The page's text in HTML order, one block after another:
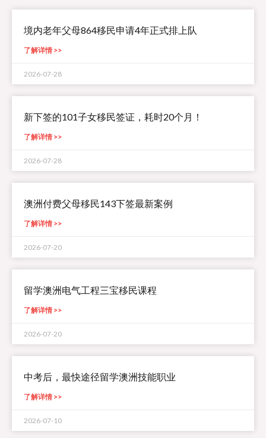
境内老年父母864移民申请4年正式排上队
了解详情 >>
2026-07-28
新下签的101子女移民签证，耗时20个月！
了解详情 >>
2026-07-28
澳洲付费父母移民143下签最新案例
了解详情 >>
2026-07-20
留学澳洲电气工程三宝移民课程
了解详情 >>
2026-07-20
中考后，最快途径留学澳洲技能职业
了解详情 >>
2026-07-10